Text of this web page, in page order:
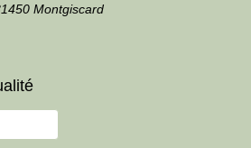
Montgiscard